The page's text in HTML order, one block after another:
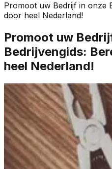
Promoot uw Bedrijf in onze
door heel Nederland!
Promoot uw
Bedrijvengids:
heel Nederland!